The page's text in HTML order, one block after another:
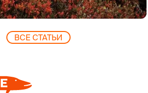
ВCЕ СТАТЬИ